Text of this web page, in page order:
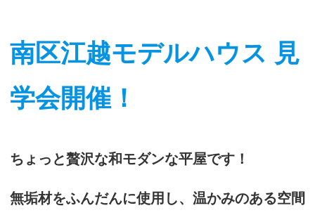
南区江越モデルハウス 見
学会開催！
ちょっと贅沢な和モダンな平屋です！
無垢材をふんだんに使用し、温かみのある空間